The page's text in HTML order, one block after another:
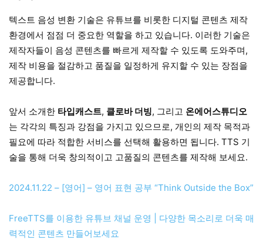
텍스트 음성 변환 기술은 유튜브를 비롯한 디지털 콘텐츠 제작
환경에서 점점 더 중요한 역할을 하고 있습니다. 이러한 기술은
제작자들이 음성 콘텐츠를 빠르게 제작할 수 있도록 도와주며,
제작 비용을 절감하고 품질을 일정하게 유지할 수 있는 장점을
제공합니다.
앞서 소개한 타입캐스트, 클로바 더빙, 그리고 온에어스튜디오
는 각각의 특징과 강점을 가지고 있으므로, 개인의 제작 목적과
필요에 따라 적합한 서비스를 선택해 활용하면 됩니다. TTS 기
술을 통해 더욱 창의적이고 고품질의 콘텐츠를 제작해 보세요.
2024.11.22 – [영어] – 영어 표현 공부 “Think Outside the Box”
FreeTTS를 이용한 유튜브 채널 운영 | 다양한 목소리로 더욱 매
력적인 콘텐츠 만들어보세요